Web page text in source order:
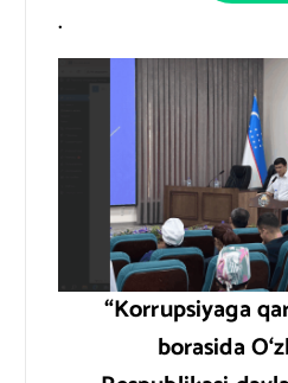
.
“Korrupsiyaga
borasida